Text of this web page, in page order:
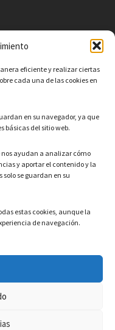
eficiente y realizar ciertas
cada una de las cookies en
en su navegador, ya que
básicas del sitio web.
nos ayudan a analizar cómo
y aportar el contenido y la
se guardan en su
estas cookies, aunque la
de navegación.
Política de cookies